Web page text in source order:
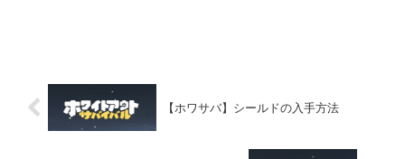
【ホワサバ】シールドの入手方法